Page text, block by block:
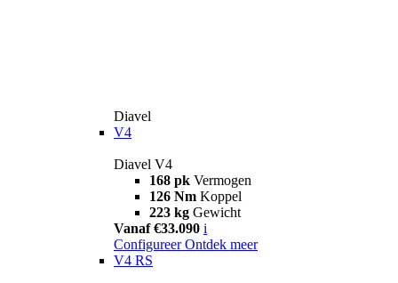
Diavel
V4
Diavel V4
168 pk Vermogen
126 Nm Koppel
223 kg Gewicht
Vanaf €33.090 i
Configureer Ontdek meer
V4 RS